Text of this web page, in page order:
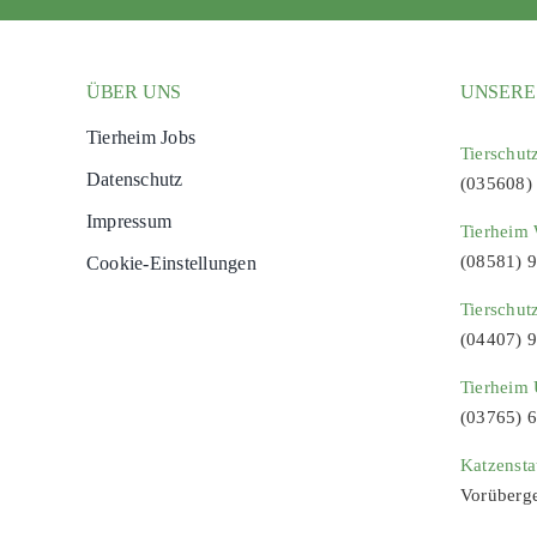
ÜBER UNS
Tierheim Jobs
Datenschutz
Impressum
Cookie-Einstellungen
(035608)
Tierheim
(08581)
(04407)
Tierheim
(03765)